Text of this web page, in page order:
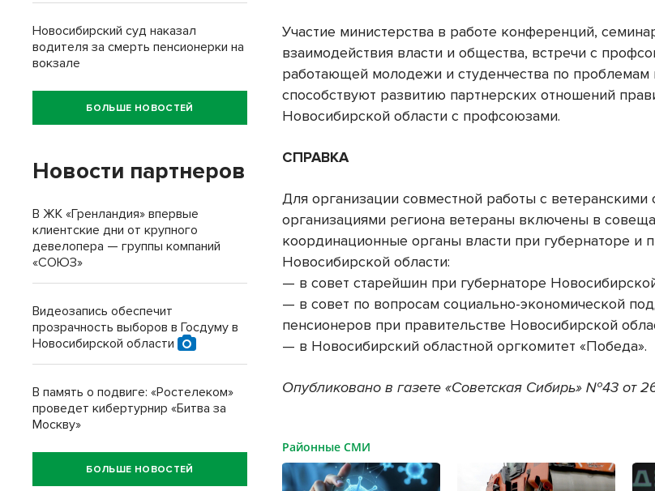
Участие министерства в работе конференций,
взаимодействия власти и общества, встречи с
работающей молодежи и студенчества по
способствуют развитию партнерских отношений
Новосибирской области с профсоюзами.
СПРАВКА
Для организации сов­местной работы с
организациями региона ветераны включены в
координационные органы власти при губернаторе и
Новосибирской области:
— в совет старейшин при губернаторе
— в совет по вопросам социально-экономической
пенсионеров при правительстве Новосибирской
— в Новосибирский областной оргкомитет «Победа».
Опубликовано в газете «Советская Сибирь» №43 от
Районные СМИ
Новосибирский суд наказал
водителя за смерть пенсионерки на
вокзале
БОЛЬШЕ НОВОСТЕЙ
Новости партнеров
В ЖК «Гренландия» впервые
клиентские дни от крупного
девелопера — группы компаний
«СОЮЗ»
Видеозапись обеспечит
прозрачность выборов в Госдуму в
Новосибирской области
В память о подвиге: «Ростелеком»
проведет кибертурнир «Битва за
Москву»
БОЛЬШЕ НОВОСТЕЙ